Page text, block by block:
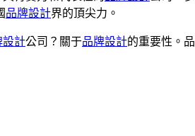
品牌設計界的頂尖力。
設計公司？關于品牌設計的重要性。品